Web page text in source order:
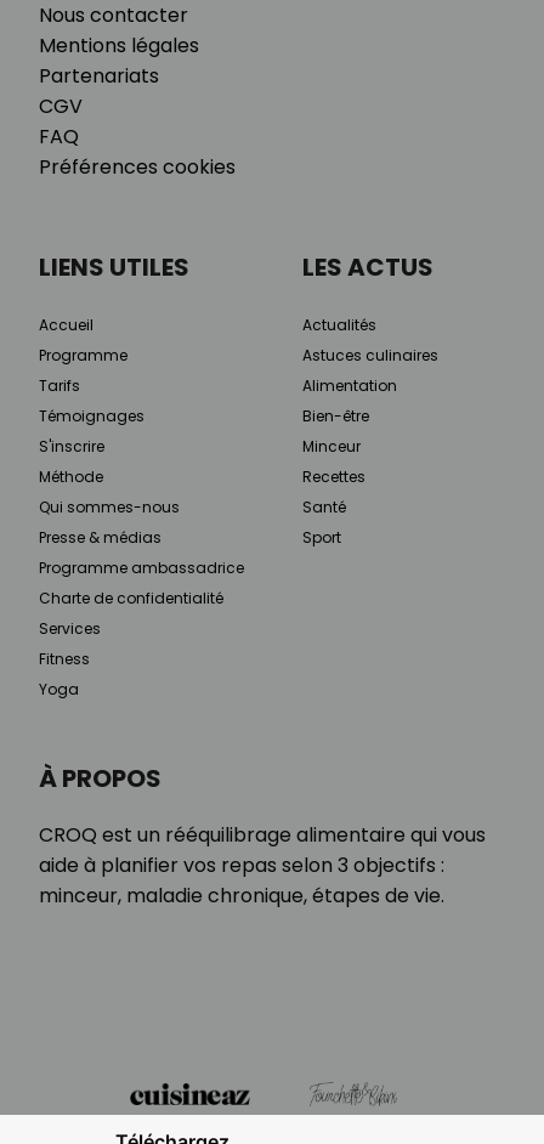
Nous contacter
Mentions légales
Partenariats
CGV
FAQ
Préférences cookies
À PROPOS
CROQ est un rééquilibrage alimentaire qui vous
aide à planifier vos repas selon 3 objectifs :
minceur, maladie chronique, étapes de vie.
LIENS UTILES
Accueil
Programme
Tarifs
Témoignages
S'inscrire
Méthode
Qui sommes-nous
Presse & médias
Programme ambassadrice
Charte de confidentialité
Services
Fitness
Yoga
LES ACTUS
Actualités
Astuces culinaires
Alimentation
Bien-être
Minceur
Recettes
Santé
Sport